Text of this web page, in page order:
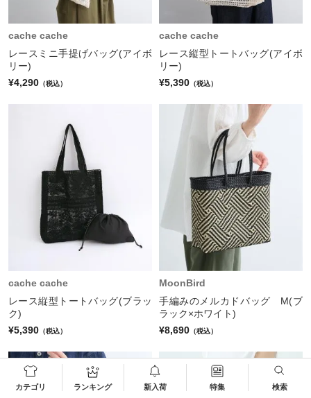
カテゴリ ランキング 新入荷 特集 検索
cache cache
レースミニ手提げバッグ(アイボ
リー)
¥4,290 （税込）
cache cache
レース縦型トートバッグ(アイボ
リー)
¥5,390 （税込）
cache cache
レース縦型トートバッグ(ブラッ
ク)
¥5,390 （税込）
MoonBird
手編みのメルカドバッグ M(ブ
ラック×ホワイト)
¥8,690 （税込）